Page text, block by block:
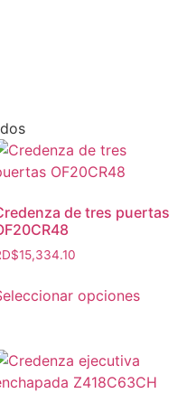
de tres puertas
15,334.10
opciones